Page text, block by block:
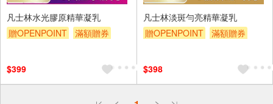
凡士林水光膠原精華凝乳
贈OPENPOINT
滿額贈券
$399
凡士林淡斑勻亮精華凝乳
贈OPENPOINT
滿額贈券
$398